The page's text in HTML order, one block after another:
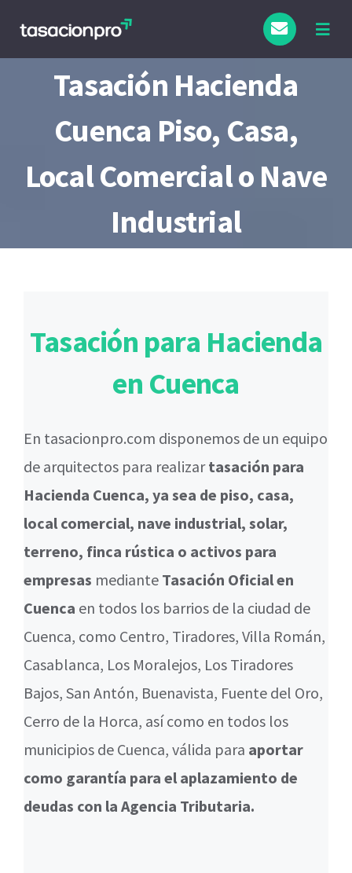
contenido
Tasación Hacienda
Cuenca Piso, Casa,
Local Comercial o Nave
Industrial
Tasación para Hacienda
en Cuenca
En tasacionpro.com disponemos de un equipo
de arquitectos para realizartasación para
Hacienda Cuenca, ya sea de piso, casa,
local comercial, nave industrial, solar,
terreno, finca rústica o activos para
empresas mediante Tasación Oficial en
Cuenca en todos los barrios de la ciudad de
Cuenca, como Centro, Tiradores, Villa Román,
Casablanca, Los Moralejos, Los Tiradores
Bajos, San Antón, Buenavista, Fuente del Oro,
Cerro de la Horca, así como en todos los
municipios de Cuenca, válida para aportar
como garantía para el aplazamiento de
deudas con la Agencia Tributaria.